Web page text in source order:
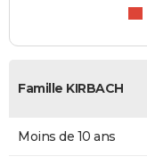
Famille KIRBACH
Moins de 10 ans